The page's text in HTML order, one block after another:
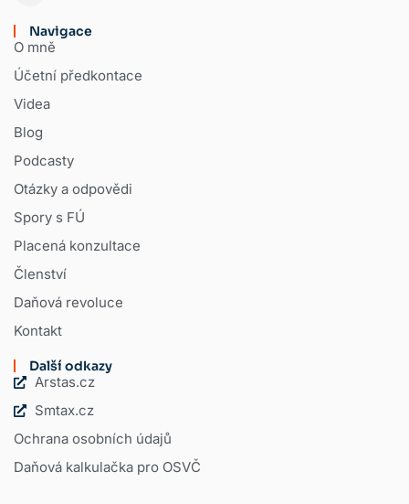
Navigace
O mně
Účetní předkontace
Videa
Blog
Podcasty
Otázky a odpovědi
Spory s FÚ
Placená konzultace
Členství
Daňová revoluce
Kontakt
Další odkazy
Arstas.cz
Smtax.cz
Ochrana osobních údajů
Daňová kalkulačka pro OSVČ